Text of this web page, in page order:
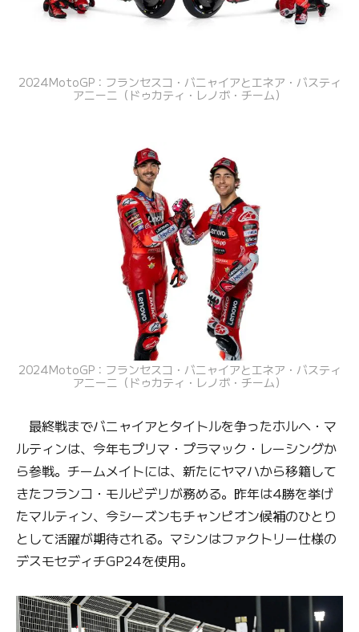
2024MotoGP：フランセスコ・バニャイアとエネア・バスティ
アニーニ（ドゥカティ・レノボ・チーム）
2024MotoGP：フランセスコ・バニャイアとエネア・バスティ
アニーニ（ドゥカティ・レノボ・チーム）
最終戦までバニャイアとタイトルを争ったホルへ・マ
ルティンは、今年もプリマ・プラマック・レーシングか
ら参戦。チームメイトには、新たにヤマハから移籍して
きたフランコ・モルビデリが務める。昨年は4勝を挙げ
たマルティン、今シーズンもチャンピオン候補のひとり
として活躍が期待される。マシンはファクトリー仕様の
デスモセディチGP24を使用。